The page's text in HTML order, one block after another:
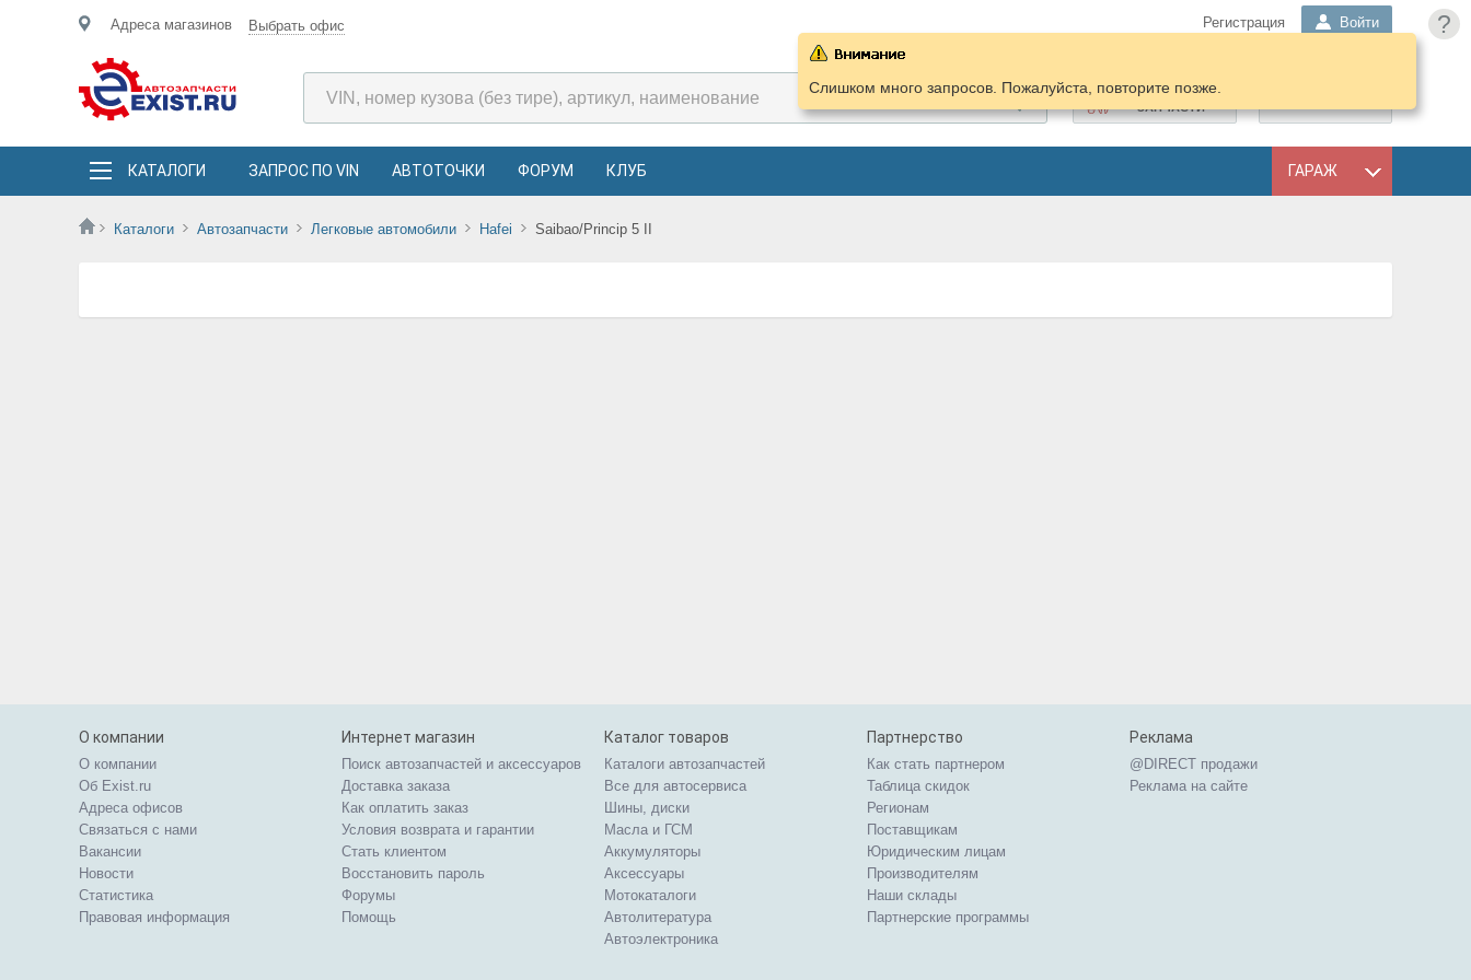
?
Адреса магазинов Выбрать офис Регистрация Войти
ПОДОБРАТЬ
ЗАПЧАСТИ
КАТАЛОГИ ЗАПРОС ПО VIN АВТОТОЧКИ ФОРУМ КЛУБ ГАРАЖ
Каталоги Автозапчасти Легковые автомобили Hafei Saibao/Princip 5 II
Слишком много запросов. Пожалуйста, повторите позже.
О компании
О компании
Об Exist.ru
Адреса офисов
Связаться с нами
Вакансии
Новости
Статистика
Правовая информация
Интернет магазин
Поиск автозапчастей и аксессуаров
Доставка заказа
Как оплатить заказ
Условия возврата и гарантии
Стать клиентом
Восстановить пароль
Форумы
Помощь
Каталог товаров
Каталоги автозапчастей
Все для автосервиса
Шины, диски
Масла и ГСМ
Аккумуляторы
Аксессуары
Мотокаталоги
Автолитература
Автоэлектроника
Партнерство
Как стать партнером
Таблица скидок
Регионам
Поставщикам
Юридическим лицам
Производителям
Наши склады
Партнерские программы
Реклама
@DIRECT продажи
Реклама на сайте